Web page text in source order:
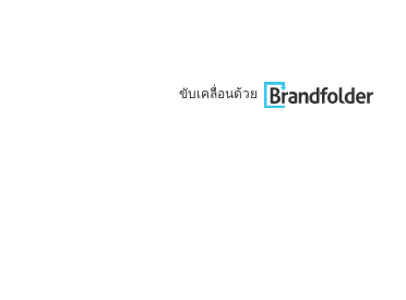
ขับเคลื่อนด้วย